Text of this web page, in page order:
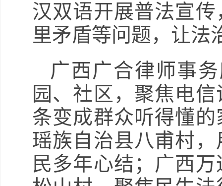
汉双语开展普法宣
里矛盾等问题，让法
广西广合律师事
园、社区，聚焦电
条变成群众听得懂
瑶族自治县八甫村
民多年心结；广西